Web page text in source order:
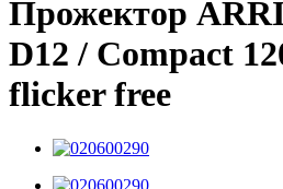
Прожектор
D12 / Compact
flicker free